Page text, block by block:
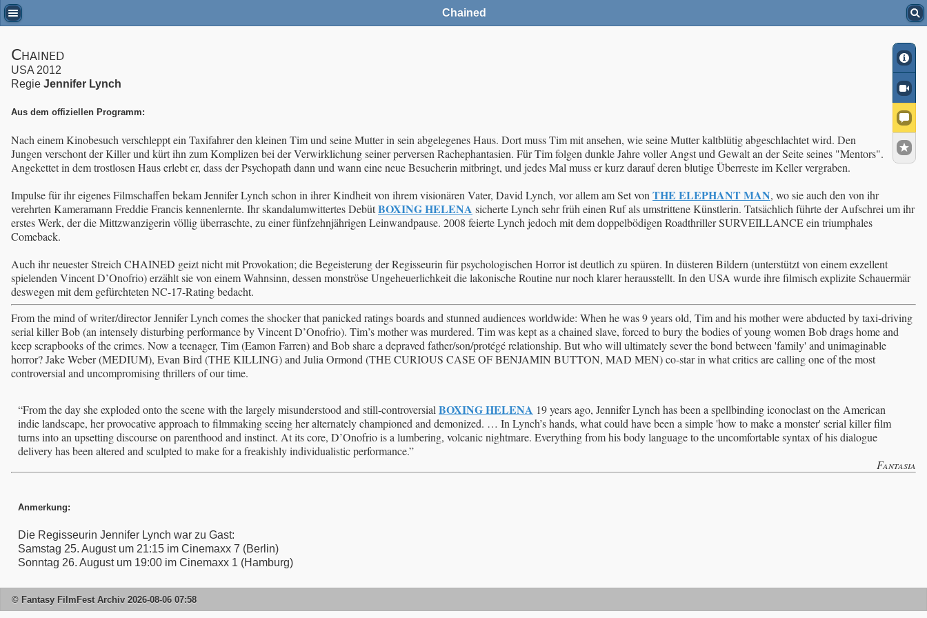
Chained
Chained
USA 2012
Regie Jennifer Lynch
Aus dem offiziellen Programm:
Nach einem Kinobesuch verschleppt ein Taxifahrer den kleinen Tim und seine Mutter in sein abgelegenes Haus. Dort muss Tim mit ansehen, wie seine Mutter kaltblütig abgeschlachtet wird. Den
Jungen verschont der Killer und kürt ihn zum Komplizen bei der Verwirklichung seiner perversen Rachephantasien. Für Tim folgen dunkle Jahre voller Angst und Gewalt an der Seite seines "Mentors".
Angekettet in dem trostlosen Haus erlebt er, dass der Psychopath dann und wann eine neue Besucherin mitbringt, und jedes Mal muss er kurz darauf deren blutige Überreste im Keller vergraben.
Impulse für ihr eigenes Filmschaffen bekam Jennifer Lynch schon in ihrer Kindheit von ihrem visionären Vater, David Lynch, vor allem am Set vonTHE ELEPHANT MAN, wo sie auch den von ihr
verehrten Kameramann Freddie Francis kennenlernte. Ihr skandalumwittertes DebütBOXING HELENA sicherte Lynch sehr früh einen Ruf als umstrittene Künstlerin. Tatsächlich führte der Aufschrei um ihr
erstes Werk, der die Mittzwanzigerin völlig überraschte, zu einer fünfzehnjährigen Leinwandpause. 2008 feierte Lynch jedoch mit dem doppelbödigen Roadthriller SURVEILLANCE ein triumphales
Comeback.
Auch ihr neuester Streich CHAINED geizt nicht mit Provokation; die Begeisterung der Regisseurin für psychologischen Horror ist deutlich zu spüren. In düsteren Bildern (unterstützt von einem exzellent
spielenden Vincent D’Onofrio) erzählt sie von einem Wahnsinn, dessen monströse Ungeheuerlichkeit die lakonische Routine nur noch klarer herausstellt. In den USA wurde ihre filmisch explizite Schauermär
deswegen mit dem gefürchteten NC-17-Rating bedacht.
From the mind of writer/director Jennifer Lynch comes the shocker that panicked ratings boards and stunned audiences worldwide: When he was 9 years old, Tim and his mother were abducted by taxi-driving
serial killer Bob (an intensely disturbing performance by Vincent D’Onofrio). Tim’s mother was murdered. Tim was kept as a chained slave, forced to bury the bodies of young women Bob drags home and
keep scrapbooks of the crimes. Now a teenager, Tim (Eamon Farren) and Bob share a depraved father/son/protégé relationship. But who will ultimately sever the bond between 'family' and unimaginable
horror? Jake Weber (MEDIUM), Evan Bird (THE KILLING) and Julia Ormond (THE CURIOUS CASE OF BENJAMIN BUTTON, MAD MEN) co-star in what critics are calling one of the most
controversial and uncompromising thrillers of our time.
“From the day she exploded onto the scene with the largely misunderstood and still-controversialBOXING HELENA 19 years ago, Jennifer Lynch has been a spellbinding iconoclast on the American
indie landscape, her provocative approach to filmmaking seeing her alternately championed and demonized. … In Lynch’s hands, what could have been a simple 'how to make a monster' serial killer film
turns into an upsetting discourse on parenthood and instinct. At its core, D’Onofrio is a lumbering, volcanic nightmare. Everything from his body language to the uncomfortable syntax of his dialogue
delivery has been altered and sculpted to make for a freakishly individualistic performance.”
Fantasia
Anmerkung:
Die Regisseurin Jennifer Lynch war zu Gast:
Samstag 25. August um 21:15 im Cinemaxx 7 (Berlin)
Sonntag 26. August um 19:00 im Cinemaxx 1 (Hamburg)
© Fantasy FilmFest Archiv 2026-08-06 07:58